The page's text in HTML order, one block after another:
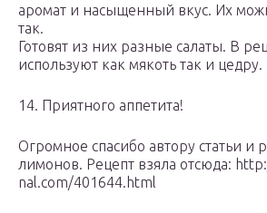
аромат и насыщенный вкус. Их
так.
Готовят из них разные салаты. В
используют как мякоть так и цедру.
14. Приятного аппетита!
Огромное спасибо автору статьи и
лимонов. Рецепт взяла отсюда:
nal.com/401644.html